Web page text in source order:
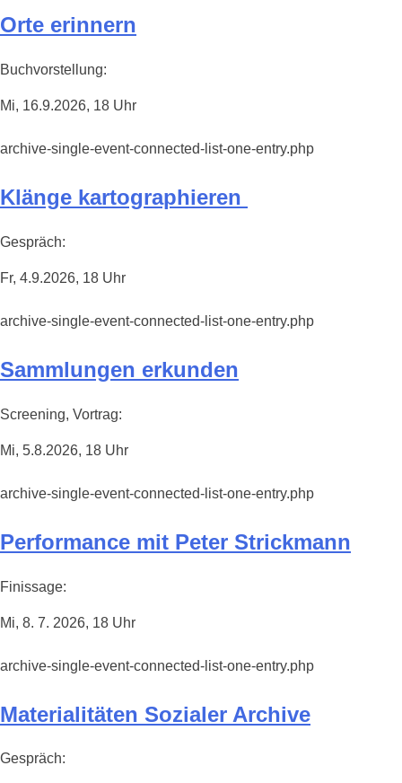
Orte erinnern
Buchvorstellung:
Mi, 16.9.2026, 18 Uhr
archive-single-event-connected-list-one-entry.php
Klänge kartographieren
Gespräch:
Fr, 4.9.2026, 18 Uhr
archive-single-event-connected-list-one-entry.php
Sammlungen erkunden
Screening, Vortrag:
Mi, 5.8.2026, 18 Uhr
archive-single-event-connected-list-one-entry.php
Performance mit Peter Strickmann
Finissage:
Mi, 8. 7. 2026, 18 Uhr
archive-single-event-connected-list-one-entry.php
Materialitäten Sozialer Archive
Gespräch: